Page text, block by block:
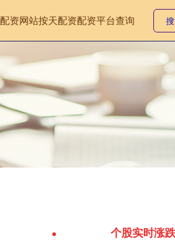
配资网站按天配资配资平台查询
个股实时涨